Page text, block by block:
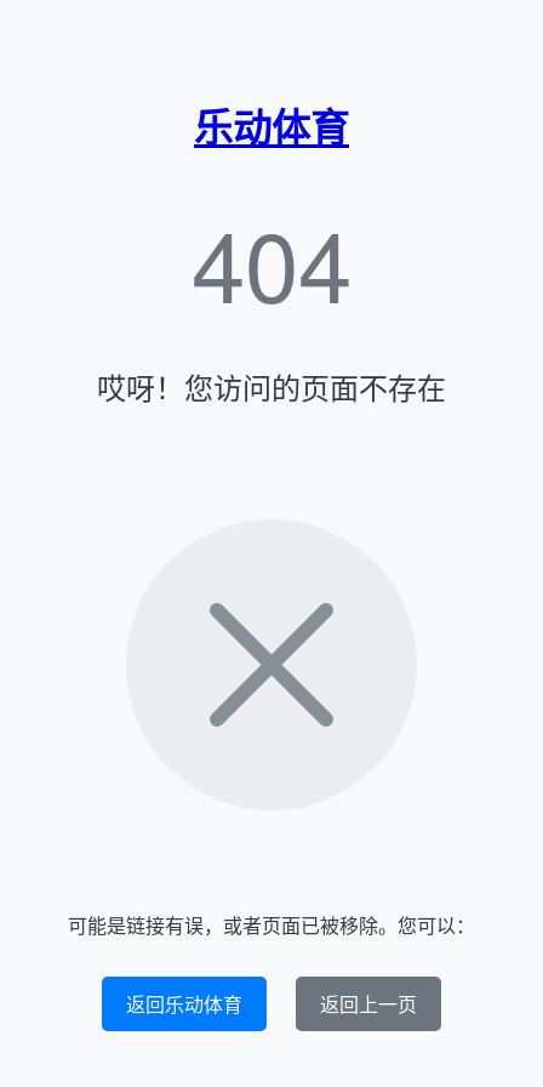
乐动体育
404
哎呀！您访问的页面不存在
可能是链接有误，或者页面已被移除。您可以：
返回乐动体育 返回上一页